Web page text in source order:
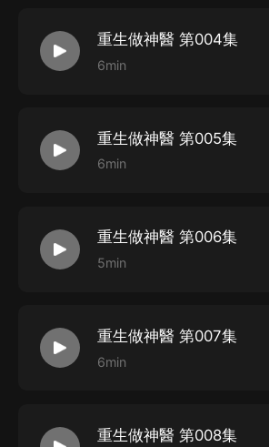
重生做神醫 第004集
6min
重生做神醫 第005集
6min
重生做神醫 第006集
5min
重生做神醫 第007集
6min
重生做神醫 第008集